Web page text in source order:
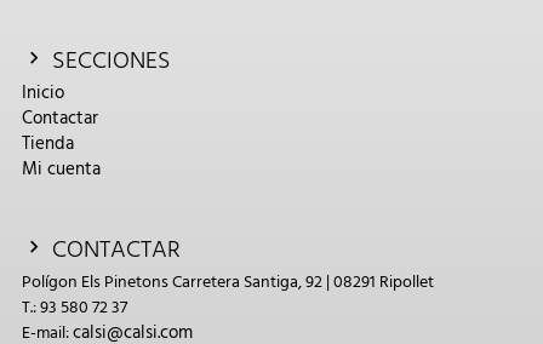
SECCIONES
Inicio
Contactar
Tienda
Mi cuenta
CONTACTAR
Polígon Els Pinetons Carretera Santiga, 92 | 08291 Ripollet
T.: 93 580 72 37
E-mail:calsi@calsi.com